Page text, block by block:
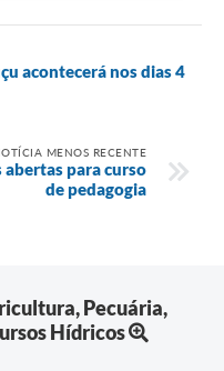
acontecerá nos dias 4
MENOS RECENTE
abertas para curso
de pedagogia
Pecuária,
Hídricos